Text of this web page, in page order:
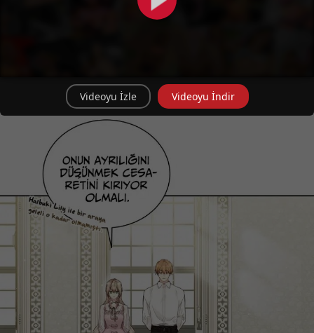
Videoyu İzle Videoyu İndir